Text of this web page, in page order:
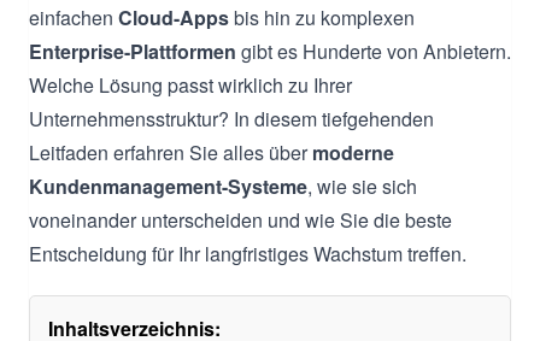
einfachen Cloud-Appsbis hin zu komplexen
Enterprise-Plattformen gibt es Hunderte von Anbietern.
Welche Lösung passt wirklich zu Ihrer
Unternehmensstruktur? In diesem tiefgehenden
Leitfaden erfahren Sie alles übermoderne
Kundenmanagement-Systeme, wie sie sich
voneinander unterscheiden und wie Sie die beste
Entscheidung für Ihr langfristiges Wachstum treffen.
Inhaltsverzeichnis: